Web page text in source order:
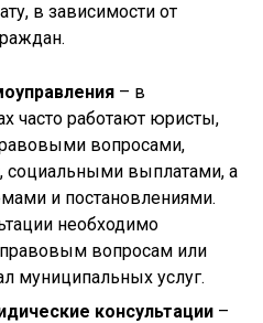
в зависимости от
– в
часто работают юристы,
вопросами,
выплатами, а
и постановлениями.
необходимо
правовым вопросам или
муниципальных услуг.
консультации –